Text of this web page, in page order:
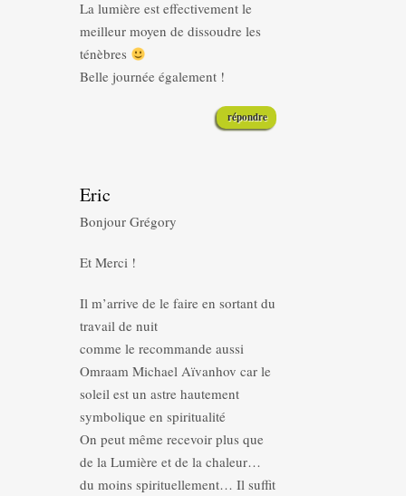
La lumière est effectivement le
meilleur moyen de dissoudre les
ténèbres
Belle journée également !
répondre
Eric
Bonjour Grégory
Et Merci !
Il m’arrive de le faire en sortant du
travail de nuit
comme le recommande aussi
Omraam Michael Aïvanhov car le
soleil est un astre hautement
symbolique en spiritualité
On peut même recevoir plus que
de la Lumière et de la chaleur…
du moins spirituellement… Il suffit